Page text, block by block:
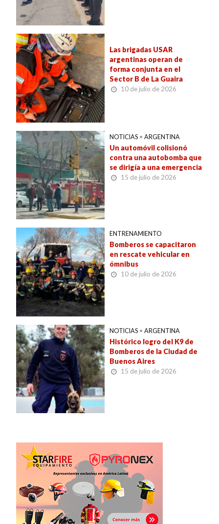
Las brigadas USAR
argentinas operan de
forma conjunta en el
Sector B de La Guaira
10 de julio de 2026
NOTICIAS • ARGENTINA
Un automóvil colisionó
contra una autobomba que
se dirigía a una emergencia
15 de julio de 2026
ENTRENAMIENTO
Bomberos se capacitaron
en rescate vehicular en
ómnibus
10 de julio de 2026
NOTICIAS • ARGENTINA
Histórico logro del K9 de
Bomberos de la Ciudad de
Buenos Aires
15 de julio de 2026